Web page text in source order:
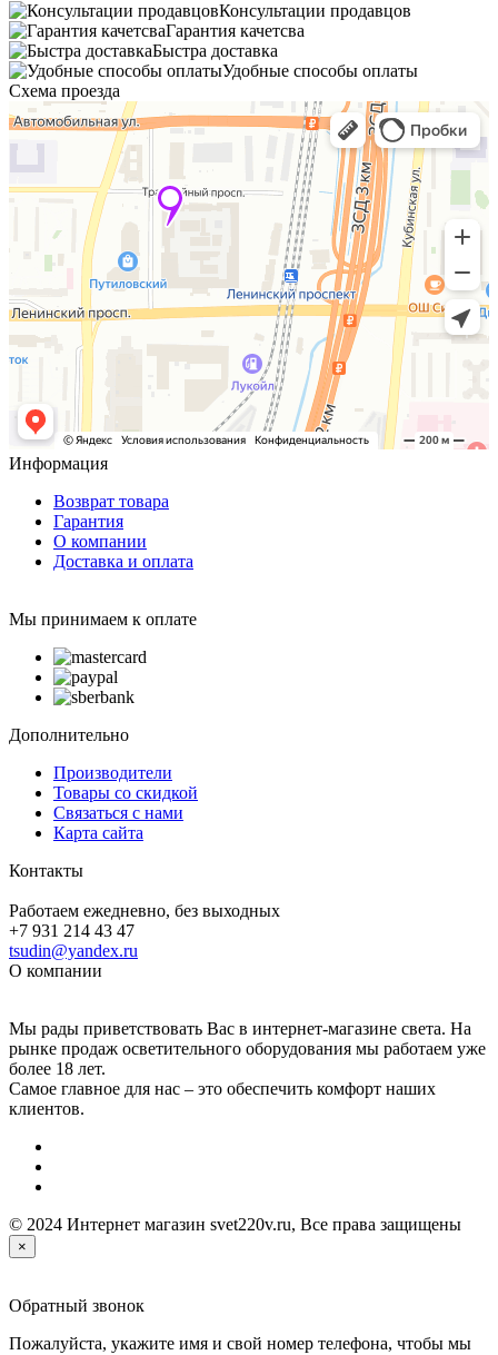
Консультации продавцов
Гарантия качетсва
Быстра доставка
Удобные способы оплаты
Схема проезда
Информация
Возврат товара
Гарантия
О компании
Доставка и оплата
Мы принимаем к оплате
Дополнительно
Производители
Товары со скидкой
Связаться с нами
Карта сайта
Контакты
Работаем ежедневно, без выходных
+7 931 214 43 47
tsudin@yandex.ru
О компании
Мы рады приветствовать Вас в интернет-магазине света. На
рынке продаж осветительного оборудования мы работаем уже
более 18 лет.
Самое главное для нас – это обеспечить комфорт наших
клиентов.
© 2024 Интернет магазин svet220v.ru, Все права защищены
×
Обратный звонок
Пожалуйста, укажите имя и свой номер телефона, чтобы мы